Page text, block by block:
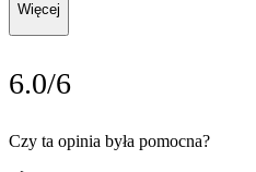
Więcej
6.0/6
Czy ta opinia była pomocna?